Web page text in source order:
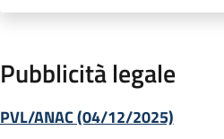
Pubblicità legale
PVL/ANAC (04/12/2025)